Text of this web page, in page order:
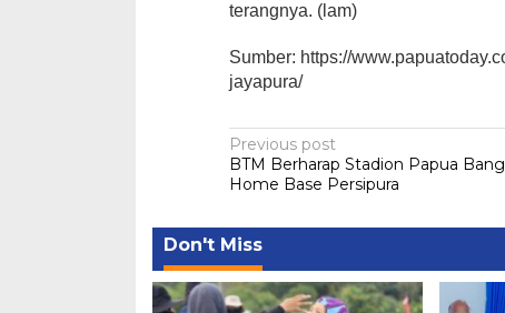
terangnya. (lam)
Sumber: https://
jayapura/
Post
navigation
Previous post
BTM Berharap Stadion Papua
Home Base Persipura
Don't Miss